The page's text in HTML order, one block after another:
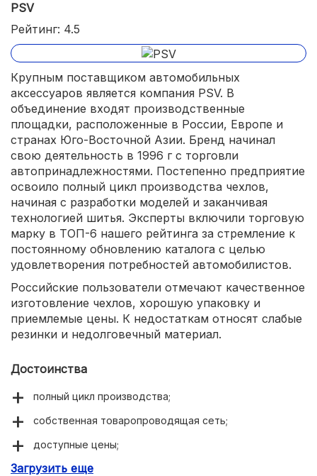
PSV
Рейтинг: 4.5
Крупным поставщиком автомобильных
аксессуаров является компания PSV. В
объединение входят производственные
площадки, расположенные в России, Европе и
странах Юго-Восточной Азии. Бренд начинал
свою деятельность в 1996 г с торговли
автопринадлежностями. Постепенно предприятие
освоило полный цикл производства чехлов,
начиная с разработки моделей и заканчивая
технологией шитья. Эксперты включили торговую
марку в ТОП-6 нашего рейтинга за стремление к
постоянному обновлению каталога с целью
удовлетворения потребностей автомобилистов.
Российские пользователи отмечают качественное
изготовление чехлов, хорошую упаковку и
приемлемые цены. К недостаткам относят слабые
резинки и недолговечный материал.
Достоинства
полный цикл производства;
собственная товаропроводящая сеть;
доступные цены;
надежная упаковка.
Загрузить еще